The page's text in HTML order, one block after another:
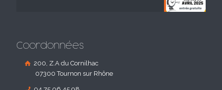
Coordonnées
200, Z.A du Cornilhac
07300 Tournon sur Rhône